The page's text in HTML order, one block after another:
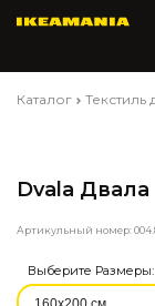
Каталог Текстиль
Dvala Двала
Артикульный номер:
Выберите Размеры: